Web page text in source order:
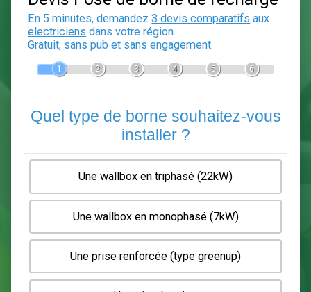
Devis Pose de borne de
En 5 minutes, demandez3 devis comparatifs
Gratuit, sans pub et sans engagement.
2 3 6
Quel type de borne souhaitez-
installer ?
Une wallbox en triphasé (22kW)